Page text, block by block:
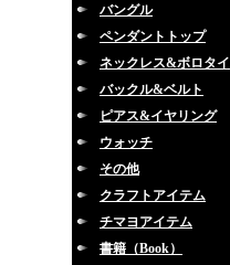
バングル
ペンダントトップ
ネックレス&ボロタイ
バックル&ベルト
ピアス&イヤリング
ウォッチ
その他
クラフトアイテム
チマヨアイテム
書籍（Book）